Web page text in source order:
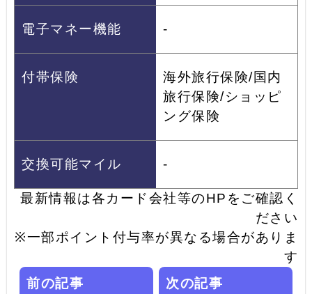
電子マネー機能 -
付帯保険
海外旅行保険/国内
旅行保険/ショッピ
ング保険
交換可能マイル -
最新情報は各カード会社等のHPをご確認く
ださい
※一部ポイント付与率が異なる場合がありま
す
前の記事
次の記事